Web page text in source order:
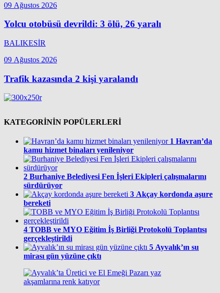
09 Ağustos 2026
Yolcu otobüsü devrildi: 3 ölü, 26 yaralı
BALIKESİR
09 Ağustos 2026
Trafik kazasında 2 kişi yaralandı
KATEGORİNİN POPÜLERLERİ
1 Havran’da
kamu hizmet binaları yenileniyor
2 Burhaniye Belediyesi Fen İşleri Ekipleri çalışmalarını
sürdürüyor
3 Akçay kordonda aşure
bereketi
4 TOBB ve MYO Eğitim İş Birliği Protokolü Toplantısı
gerçekleştirildi
5 Ayvalık’ın su
mirası gün yüzüne çıktı